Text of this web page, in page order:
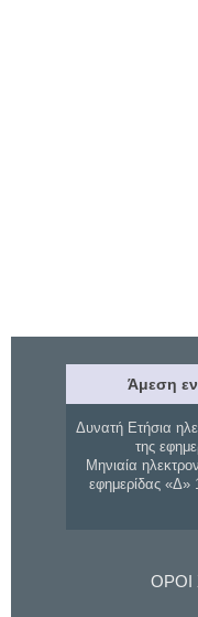
Άμεση
Δυνατή Ετήσια
της
Μηνιαία
εφημερίδας
ΟΡΟΙ